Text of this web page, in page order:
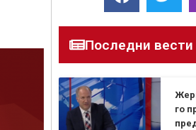
Последни вести
го